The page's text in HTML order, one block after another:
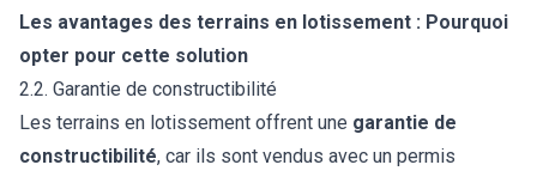
Les avantages des terrains en lotissement : Pourquoi
opter pour cette solution
2.2. Garantie de constructibilité
Les terrains en lotissement offrent une garantie de
constructibilité, car ils sont vendus avec un permis